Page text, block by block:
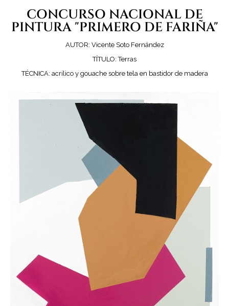
CONCURSO NACIONAL DE
PINTURA "PRIMERO DE FARIÑA"
AUTOR: Vicente Soto Fernández
TÍTULO: Terras
TÉCNICA: acrílico y gouache sobre tela en bastidor de madera